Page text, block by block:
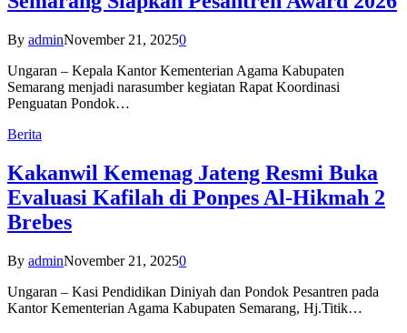
By adminNovember 21, 20250
Ungaran – Kepala Kantor Kementerian Agama Kabupaten
Semarang menjadi narasumber kegiatan Rapat Koordinasi
Penguatan Pondok…
Berita
Kakanwil Kemenag Jateng Resmi Buka
Evaluasi Kafilah di Ponpes Al-Hikmah 2
Brebes
By adminNovember 21, 20250
Ungaran – Kasi Pendidikan Diniyah dan Pondok Pesantren pada
Kantor Kementerian Agama Kabupaten Semarang, Hj.Titik…